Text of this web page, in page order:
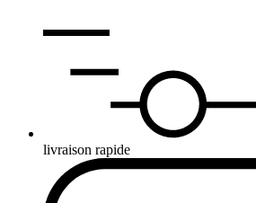
livraison rapide